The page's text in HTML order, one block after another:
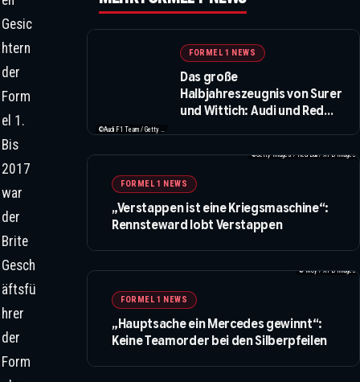
Gesic
htern
der
Form
el 1.
Bis
2017
war
der
Brite
Gesch
äftsfü
hrer
der
Form
©Audi F1 Team / Getty Images / Red Bull / XPB Images / IMAGO
FORMEL 1 NEWS
Das große
Halbjahreszeugnis von Surer
und Wittich: Audi und Red
©Getty Images / Red Bull / XPB Images
FORMEL 1 NEWS
„Verstappen ist eine Kriegsmaschine“:
Rennsteward lobt Verstappen
© Moy / XPB Images
FORMEL 1 NEWS
„Hauptsache ein Mercedes gewinnt“:
Keine Teamorder bei den Silberpfeilen